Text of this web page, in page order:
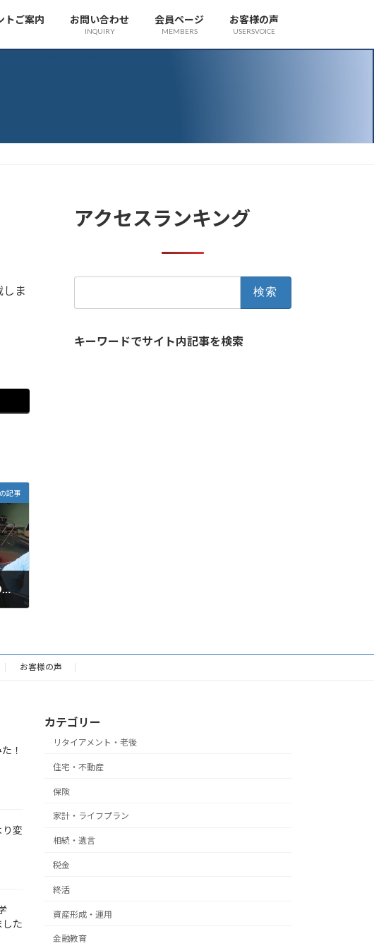
トご案内 お問い合わせ
INQUIRY
会員ページ
MEMBERS
お客様の声
USERSVOICE
ま
記事
◆2025年5月7日（水）川崎市 くらしのセミナーを開催しました
アクセスランキング
キーワードでサイト内記事を検索
お客様の声
！
り変
した
カテゴリー
リタイアメント・老後
住宅・不動産
保険
家計・ライフプラン
相続・遺言
税金
終活
資産形成・運用
金融教育